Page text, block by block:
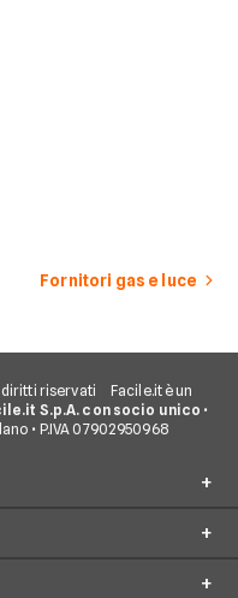
Fornitori gas e luce
diritti riservati
Facile.it è un
S.p.A. con socio unico •
• P.IVA 07902950968